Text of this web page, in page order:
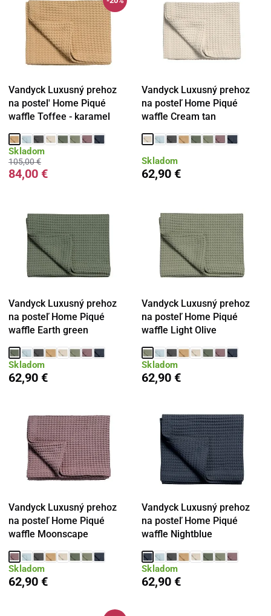
Vandyck Luxusný prehoz
na postel' Home Piqué
waffle Toffee - karamel
Skladom
105,00 €
84,00 €
Vandyck Luxusný prehoz
na posteľ Home Piqué
waffle Cream tan
Skladom
62,90 €
Vandyck Luxusný prehoz
na posteľ Home Piqué
waffle Earth green
Skladom
62,90 €
Vandyck Luxusný prehoz
na posteľ Home Piqué
waffle Light Olive
Skladom
62,90 €
Vandyck Luxusný prehoz
na posteľ Home Piqué
waffle Moonscape
Skladom
62,90 €
Vandyck Luxusný prehoz
na posteľ Home Piqué
waffle Nightblue
Skladom
62,90 €